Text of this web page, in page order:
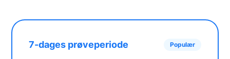
7-dages prøveperiode Populær